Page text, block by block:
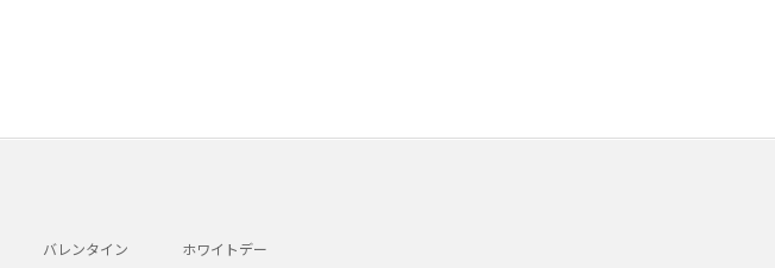
バレンタイン ホワイトデー